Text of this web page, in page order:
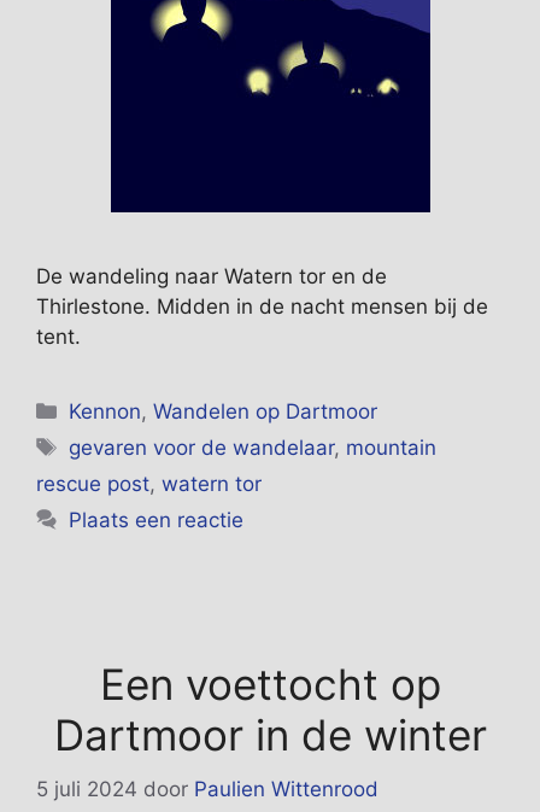
De wandeling naar Watern tor en de
Thirlestone. Midden in de nacht mensen bij de
tent.
Categorieën
Kennon,Wandelen op Dartmoor
Tags
gevaren voor de wandelaar, mountain
rescue post, watern tor
Plaats een reactie
Een voettocht op
Dartmoor in de winter
5 juli 2024 door Paulien Wittenrood